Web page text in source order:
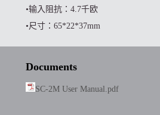
•输入阻抗：4.7千欧
•尺寸：65*22*37mm
Documents
SC-2M User Manual.pdf